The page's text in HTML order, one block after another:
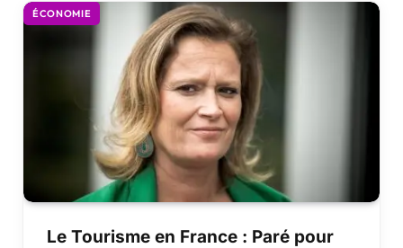
ÉCONOMIE
Le Tourisme en France : Paré pour